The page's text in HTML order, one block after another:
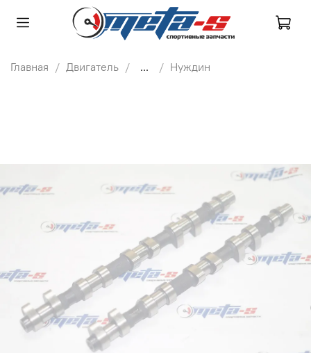
Главная Двигатель ... Нуждин